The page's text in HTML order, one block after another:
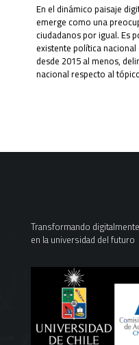
En el dinámico paisaje
emerge como una
ciudadanos por igual. Es
existente política
desde 2015 al menos,
nacional respecto al
Transformando
en la universidad del futuro